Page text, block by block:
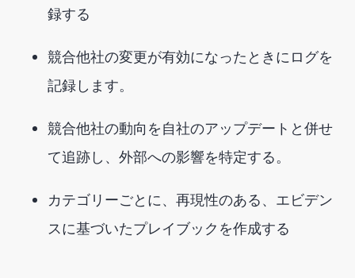
録する
競合他社の変更が有効になったときにログを
記録します。
競合他社の動向を自社のアップデートと併せ
て追跡し、外部への影響を特定する。
カテゴリーごとに、再現性のある、エビデン
スに基づいたプレイブックを作成する